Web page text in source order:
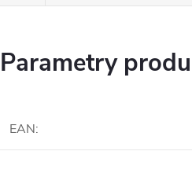
Parametry
EAN: